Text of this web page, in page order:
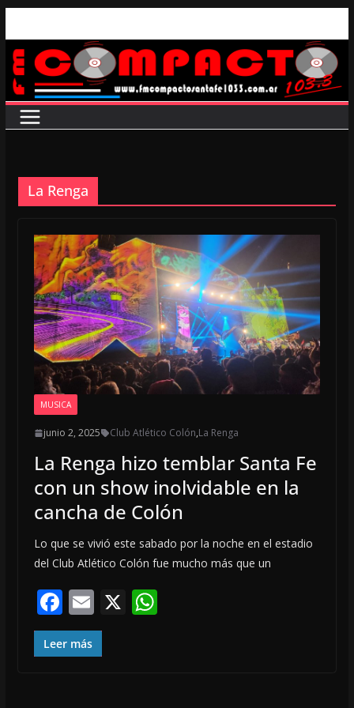
al
contenido
La Renga
MUSICA
junio 2, 2025 Club Atlético Colón,La Renga
La Renga hizo temblar Santa Fe
con un show inolvidable en la
cancha de Colón
Lo que se vivió este sabado por la noche en el estadio
del Club Atlético Colón fue mucho más que un
F
ac
e
E
m
ai
X W
Leer más